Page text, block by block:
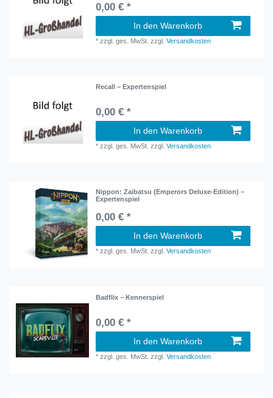
0,00 € *
In den Warenkorb
*zzgl. ges. MwSt. zzgl.Versandkosten
Recall – Expertenspiel
0,00 € *
In den Warenkorb
*zzgl. ges. MwSt. zzgl.Versandkosten
Nippon: Zaibatsu (Emperors Deluxe-Edition) –
Expertenspiel
0,00 € *
In den Warenkorb
*zzgl. ges. MwSt. zzgl.Versandkosten
Badflix – Kennerspiel
0,00 € *
In den Warenkorb
*zzgl. ges. MwSt. zzgl.Versandkosten